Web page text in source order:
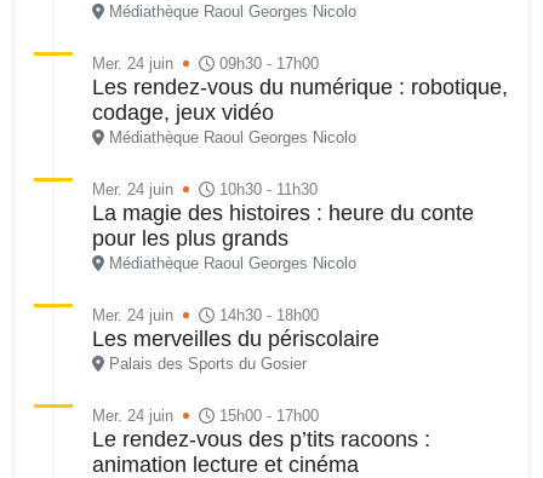
Médiathèque Raoul Georges Nicolo
Mer. 24 juin 09h30 - 17h00
Les rendez-vous du numérique : robotique,
codage, jeux vidéo
Médiathèque Raoul Georges Nicolo
Mer. 24 juin 10h30 - 11h30
La magie des histoires : heure du conte
pour les plus grands
Médiathèque Raoul Georges Nicolo
Mer. 24 juin 14h30 - 18h00
Les merveilles du périscolaire
Palais des Sports du Gosier
Mer. 24 juin 15h00 - 17h00
Le rendez-vous des p’tits racoons :
animation lecture et cinéma